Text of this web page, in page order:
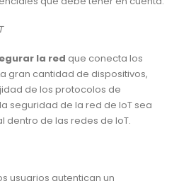
la red que conecta los
gran cantidad de dispositivos,
de los protocolos de
seguridad de la red de IoT sea
de las redes de IoT.
usuarios autentican un